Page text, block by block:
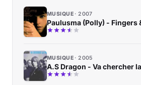
MUSIQUE 2007
Paulusma (Polly) - Fingers
MUSIQUE 2005
A.S Dragon - Va chercher